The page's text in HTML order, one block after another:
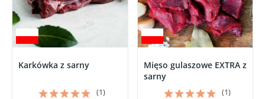
Karkówka z sarny
(1)
Mięso gulaszowe EXTRA z
sarny
(1)